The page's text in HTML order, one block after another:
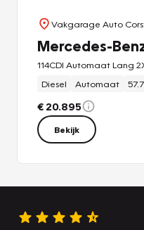
Vakgarage Auto
Mercedes-
Diesel
Automaat
€ 20.895
Bekijk